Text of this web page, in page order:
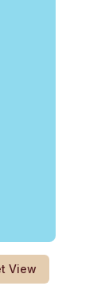
View